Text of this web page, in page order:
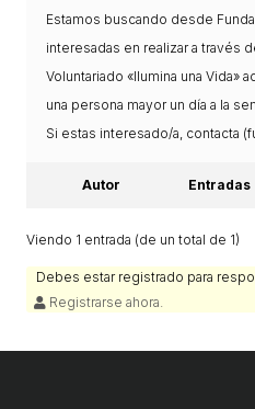
Estamos buscando desde
interesadas en realizar a través
Voluntariado «Ilumina una Vida»
una persona mayor un día a la
Si estas interesado/a, contacta
Autor Entradas
Viendo 1 entrada (de un total de 1)
Debes estar registrado para
Registrarse ahora.
CONEIX FUNDESPLAI
L'equip
Els comptes clars
Memòria d'activitats
Proposta educativa